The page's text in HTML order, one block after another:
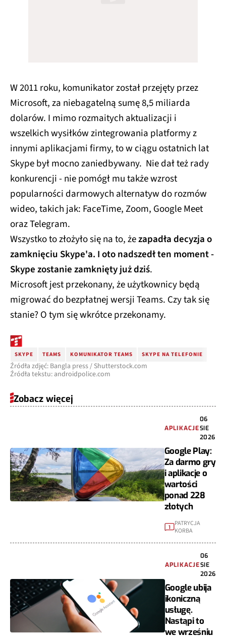
W 2011 roku, komunikator został przejęty przez
Microsoft, za niebagatelną sumę 8,5 miliarda
dolarów. I mimo rozmaitych aktualizacji i
wszelkich wysiłków zintegrowania platformy z
innymi aplikacjami firmy, to w ciągu ostatnich lat
Skype był mocno zaniedbywany. Nie dał też rady
konkurencji - nie pomógł mu także wzrost
popularności darmowych alternatyw do rozmów
wideo, takich jak: FaceTime, Zoom, Google Meet
oraz Telegram.
Wszystko to złożyło się na to, żezapadła decyzja o
zamknięciu Skype'a. I oto nadszedł ten moment -
Skype zostanie zamknięty już dziś.
Microsoft jest przekonany, że użytkownicy będą
migrować do bezpłatnej wersji Teams. Czy tak się
stanie? O tym się wkrótce przekonamy.
SKYPE TEAMS KOMUNIKATOR TEAMS SKYPE NA TELEFONIE
Źródła zdjęć: Bangla press / Shutterstock.com
Źródła tekstu: androidpolice.com
Zobacz więcej
APLIKACJE
06
SIE
2026
Google Play:
Za darmo gry
i aplikacje o
wartości
ponad 228
złotych
1
PATRYCJA
KORBA
APLIKACJE
06
SIE
2026
Google ubija
ikoniczną
usługę.
Nastąpi to
we wrześniu